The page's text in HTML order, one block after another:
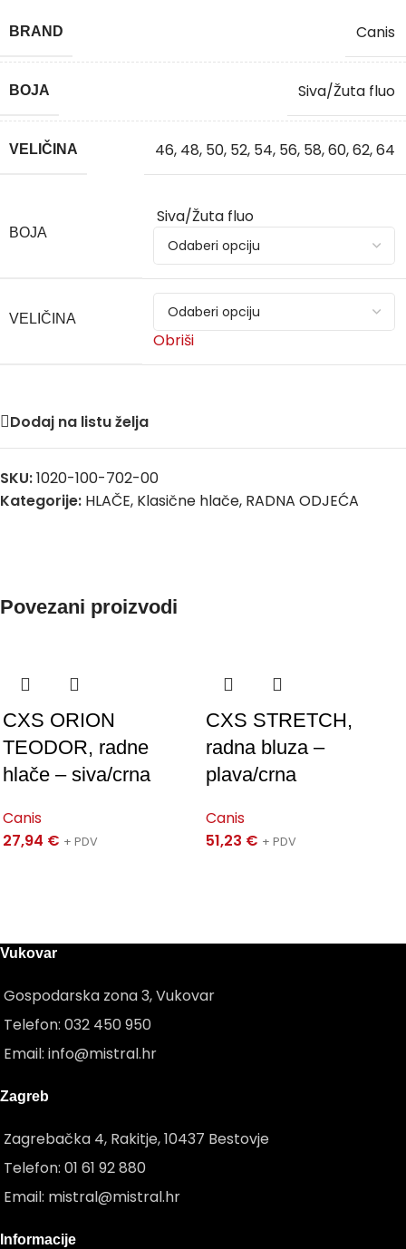
BRAND Canis
BOJA Siva/Žuta fluo
VELIČINA 46, 48, 50, 52, 54, 56, 58,60,62,64
BOJA
Siva/Žuta fluo
VELIČINA
Obriši
Dodaj na listu želja
SKU:1020-100-702-00
Kategorije: HLAČE, Klasične hlače, RADNA ODJEĆA
Povezani proizvodi
CXS ORION
TEODOR, radne
hlače – siva/crna
Canis
27,94 € + PDV
CXS STRETCH,
radna bluza –
plava/crna
Canis
51,23 € + PDV
Vukovar
Gospodarska zona 3, Vukovar
Telefon: 032 450 950
Email: info@mistral.hr
Zagreb
Zagrebačka 4, Rakitje, 10437 Bestovje
Telefon: 01 61 92 880
Email: mistral@mistral.hr
Informacije